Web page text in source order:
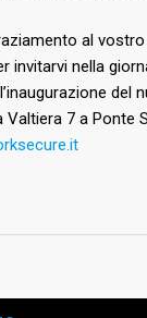
al
invitarvi nella
del
7 a Ponte